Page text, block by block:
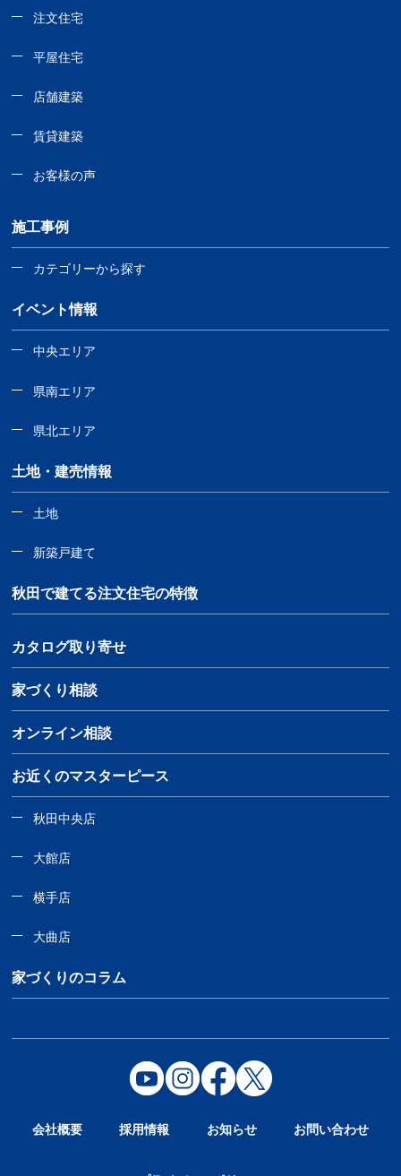
注文住宅
平屋住宅
店舗建築
賃貸建築
お客様の声
施工事例
カテゴリーから探す
イベント情報
中央エリア
県南エリア
県北エリア
土地・建売情報
土地
新築戸建て
秋田で建てる注文住宅の特徴
カタログ取り寄せ
家づくり相談
オンライン相談
お近くのマスターピース
秋田中央店
大館店
横手店
大曲店
家づくりのコラム
会社概要 採用情報 お知らせ お問い合わせ